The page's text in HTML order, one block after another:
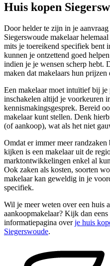
Huis kopen
Door helder te zijn in je
Siegerswoude makelaar
mits je toereikend specifiek bent
kunnen je ontzettend goed
indien je je wensen scherp hebt.
maken dat makelaars hun
Een makelaar moet intuïtief bij je
inschakelen altijd je voorkeuren
kennismakingsgesprek. Bereid
makelaar kunt stellen. Denk
(of aankoop), wat als het niet
Omdat er immer meer
kijken is een makelaar uit de
marktontwikkelingen enkel al
Ook zaken als kosten, soorten
makelaar kan geweldig in je
specifiek.
Wil je meer weten over een huis
aankoopmakelaar? Kijk dan
informatiepagina overje huis
Siegerswoude.